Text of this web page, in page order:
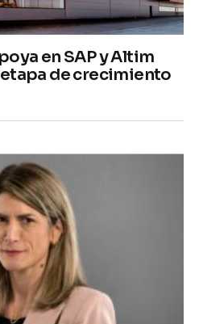
en SAP y Altim
de crecimiento